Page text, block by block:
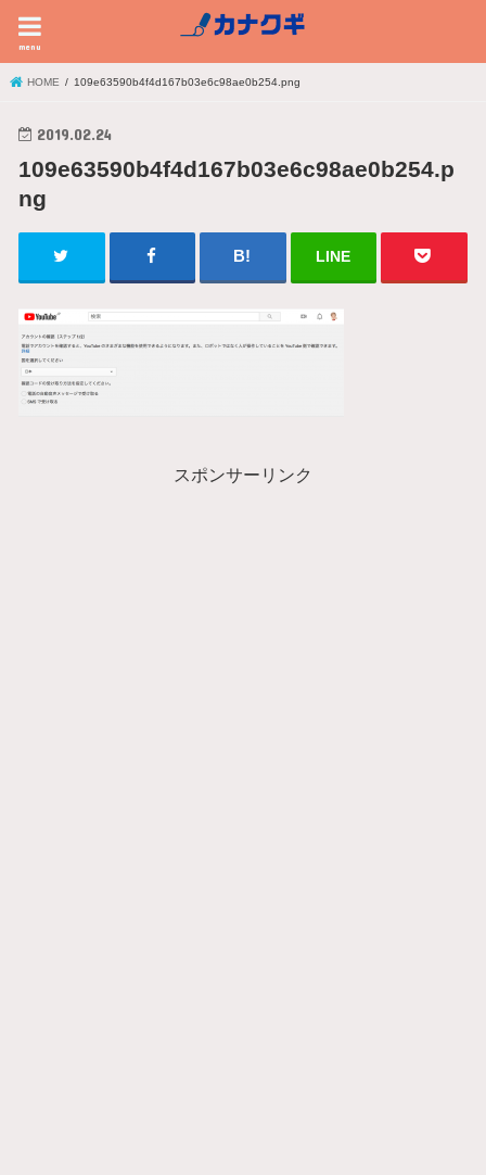
menu
HOME 109e63590b4f4d167b03e6c98ae0b254.png
2019.02.24
109e63590b4f4d167b03e6c98ae0b254.p
ng
LINE
スポンサーリンク